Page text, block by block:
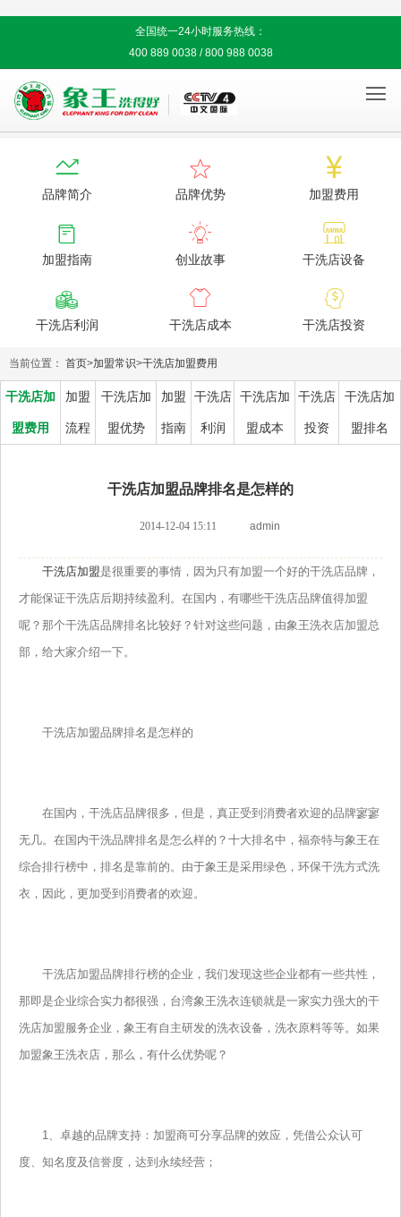
全国统一24小时服务热线：
400 889 0038 / 800 988 0038


品牌简介

品牌优势

加盟费用

加盟指南

创业故事

干洗店设备

干洗店利润

干洗店成本

干洗店投资
当前位置： 首页>加盟常识>干洗店加盟费用
干洗店加
盟费用
加盟
流程
干洗店加
盟优势
加盟
指南
干洗店
利润
干洗店加
盟成本
干洗店
投资
干洗店加
盟排名
干洗店加盟品牌排名是怎样的
2014-12-04 15:11 admin
干洗店加盟是很重要的事情，因为只有加盟一个好的干洗店品牌，
才能保证干洗店后期持续盈利。在国内，有哪些干洗店品牌值得加盟
呢？那个干洗店品牌排名比较好？针对这些问题，由象王洗衣店加盟总
部，给大家介绍一下。
干洗店加盟品牌排名是怎样的
在国内，干洗店品牌很多，但是，真正受到消费者欢迎的品牌寥寥
无几。在国内干洗品牌排名是怎么样的？十大排名中，福奈特与象王在
综合排行榜中，排名是靠前的。由于象王是采用绿色，环保干洗方式洗
衣，因此，更加受到消费者的欢迎。
干洗店加盟品牌排行榜的企业，我们发现这些企业都有一些共性，
那即是企业综合实力都很强，台湾象王洗衣连锁就是一家实力强大的干
洗店加盟服务企业，象王有自主研发的洗衣设备，洗衣原料等等。如果
加盟象王洗衣店，那么，有什么优势呢？
1、卓越的品牌支持：加盟商可分享品牌的效应，凭借公众认可
度、知名度及信誉度，达到永续经营；